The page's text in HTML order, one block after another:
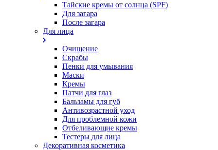
Тайские кремы от солнца (SPF)
Для загара
После загара
Для лица
Очищение
Скрабы
Пенки для умывания
Маски
Кремы
Патчи для глаз
Бальзамы для губ
Антивозрастной уход
Для проблемной кожи
Oтбеливающие кремы
Тестеры для лица
Декоративная косметика